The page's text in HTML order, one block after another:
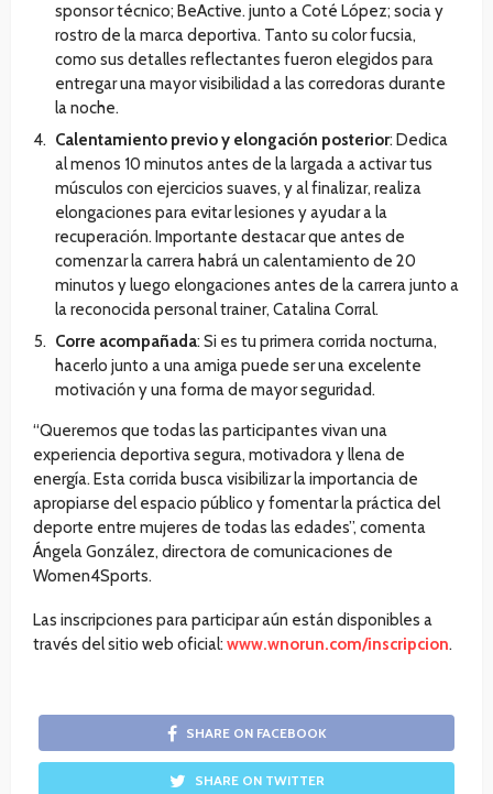
sponsor técnico; BeActive. junto a Coté López; socia y
rostro de la marca deportiva. Tanto su color fucsia,
como sus detalles reflectantes fueron elegidos para
entregar una mayor visibilidad a las corredoras durante
la noche.
Calentamiento previo y elongación posterior: Dedica
al menos 10 minutos antes de la largada a activar tus
músculos con ejercicios suaves, y al finalizar, realiza
elongaciones para evitar lesiones y ayudar a la
recuperación. Importante destacar que antes de
comenzar la carrera habrá un calentamiento de 20
minutos y luego elongaciones antes de la carrera junto a
la reconocida personal trainer, Catalina Corral.
Corre acompañada: Si es tu primera corrida nocturna,
hacerlo junto a una amiga puede ser una excelente
motivación y una forma de mayor seguridad.
“Queremos que todas las participantes vivan una
experiencia deportiva segura, motivadora y llena de
energía. Esta corrida busca visibilizar la importancia de
apropiarse del espacio público y fomentar la práctica del
deporte entre mujeres de todas las edades”, comenta
Ángela González, directora de comunicaciones de
Women4Sports.
Las inscripciones para participar aún están disponibles a
través del sitio web oficial: www.wnorun.com/inscripcion.
SHARE ON FACEBOOK
SHARE ON TWITTER